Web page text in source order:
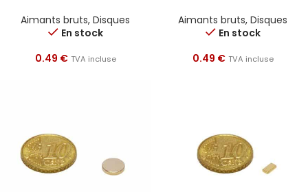
Aimants bruts, Disques
En stock
0.49 € TVA incluse
Aimants bruts, Disques
En stock
0.49 € TVA incluse